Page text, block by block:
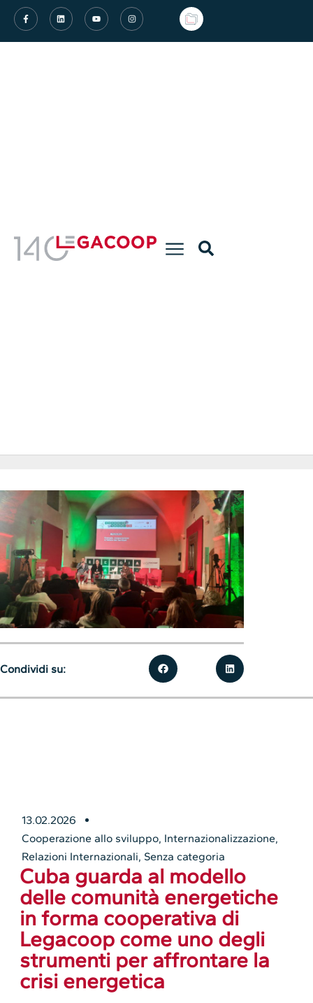
13.02.2026
Cooperazione allo sviluppo, Internazionalizzazione,
Relazioni Internazionali, Senza categoria
Cuba guarda al modello
delle comunità energetiche
in forma cooperativa di
Legacoop come uno degli
strumenti per affrontare la
crisi energetica
Condividi su: